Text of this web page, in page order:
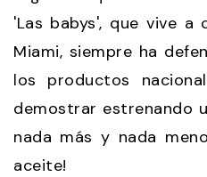
'Las babys', que vive
Miami, siempre ha
los productos
demostrar estrenando
nada más y nada
aceite!